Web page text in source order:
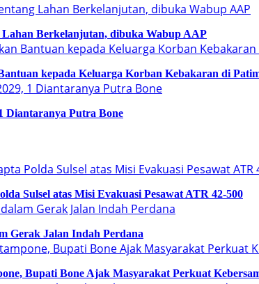
Lahan Berkelanjutan, dibuka Wabup AAP
kepada Keluarga Korban Kebakaran di
Diantaranya Putra Bone
Sulsel atas Misi Evakuasi Pesawat ATR 42-500
Gerak Jalan Indah Perdana
Bupati Bone Ajak Masyarakat Perkuat